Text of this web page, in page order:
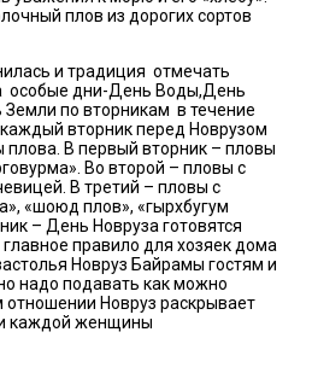
плов из дорогих сортов
и традиция отмечать
особые дни-День Воды,День
по вторникам в течение
вторник перед Новрузом
плова. В первый вторник – пловы
Во второй – пловы с
В третий – пловы с
«шоюд плов», «гырхбугум
– День Новруза готовятся
правило для хозяек дома
Новруз Байрамы гостям и
надо подавать как можно
отношении Новруз раскрывает
каждой женщины